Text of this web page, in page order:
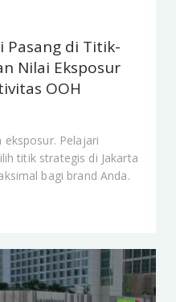
Pasang di Titik-
Nilai Eksposur
OOH
Pelajari
titik strategis di Jakarta
bagi brand Anda.